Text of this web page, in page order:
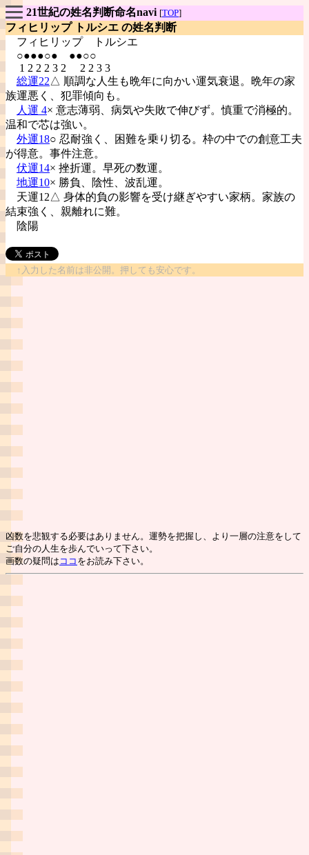
21世紀の姓名判断命名navi [TOP]
フィヒリップ トルシエ の姓名判断
フィヒリップ
トルシエ
○●●●○● ●●○○
1 2 2 2 3 2 2 2 3 3
総運22△ 順調な人生も晩年に向かい運気衰退。晩年の家
族運悪く、犯罪傾向も。
人運 4× 意志薄弱、病気や失敗で伸びず。慎重で消極的。
温和で芯は強い。
外運18○ 忍耐強く、困難を乗り切る。枠の中での創意工夫
が得意。事件注意。
伏運14× 挫折運。早死の数運。
地運10× 勝負、陰性、波乱運。
天運12△ 身体的負の影響を受け継ぎやすい家柄。家族の
結束強く、親離れに難。
陰陽
↑入力した名前は非公開。押しても安心です。
凶数を悲観する必要はありません。運勢を把握し、より一層の注意をして
ご自分の人生を歩んでいって下さい。
画数の疑問は ココ をお読み下さい。